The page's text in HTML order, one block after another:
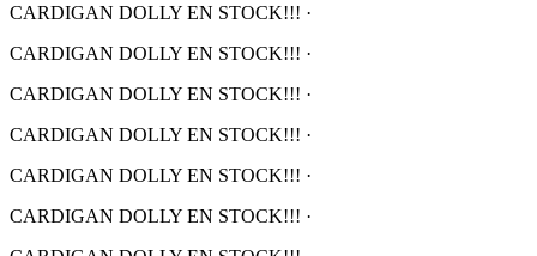
CARDIGAN DOLLY EN STOCK!!! ·
CARDIGAN DOLLY EN STOCK!!! ·
CARDIGAN DOLLY EN STOCK!!! ·
CARDIGAN DOLLY EN STOCK!!! ·
CARDIGAN DOLLY EN STOCK!!! ·
CARDIGAN DOLLY EN STOCK!!! ·